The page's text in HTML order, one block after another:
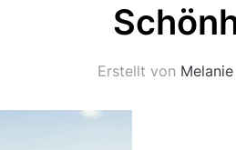
Erstellt von